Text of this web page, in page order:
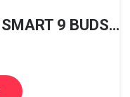
PACK COSTUME INFINIX SMART 9 BUDS SMARTWATCH